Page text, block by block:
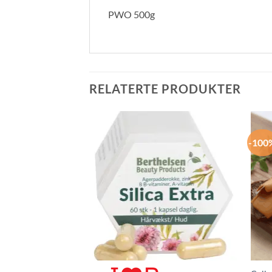
PWO 500g
RELATERTE PRODUKTER
-